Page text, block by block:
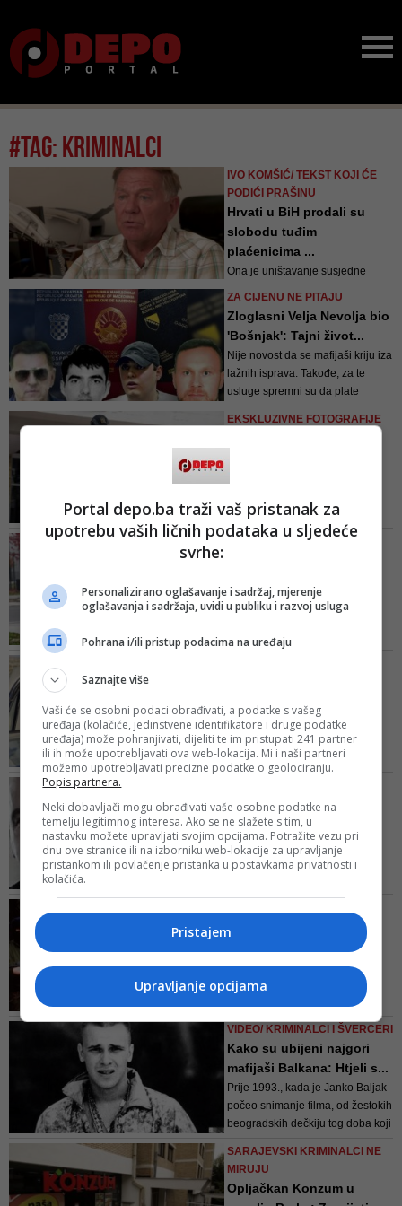
#tag: kriminalci
IVO KOMŠIĆ/ TEKST KOJI ĆE
PODIĆI PRAŠINU
Hrvati u BiH prodali su
slobodu tuđim
plaćenicima ...
Ona je uništavanje susjedne
istrebljenje drugog naroda
proglasila je spašavanjem
vlastitog naroda, zločine je
proglasila najvišim nacionalnim
interesom, prisilno preseljenje
naroda proglasila je humani...
ZA CIJENU NE PITAJU
Zloglasni Velja Nevolja bio
'Bošnjak': Tajni život...
Nije novost da se mafijaši kriju iza
lažnih isprava. Takođe, za te
usluge spremni su da plate
pasoše zemalja iz regiona, a
hrvatski je najtraženiji
EKSKLUZIVNE FOTOGRAFIJE
Grupa se, između ostalog,
sumnjiči za napade na transporte
Mostaru, te benzinskim
pumpama, kao i pljačke
VELIKA POLICIJSKA AKCIJA
Kriminalci tokom
zatvorskog dop...
Službenici FUP-a vrše pretrese
uhapšeni pripadnici organizirane
kriminalne grupe koja se dovodi u
vezu s krivičnim djelima
razbojništvo, teška krađa,
umijeću u oralnom
seksu,...
Virginia Hill uvukla se pod kožu
mnogih ozbiljnih mafijaša, a epitet
svog nepokolebljivog stava
GRAD
Ko su ubijeni policajci
Adis Šehović i Davor
Vujin...
pohvaljivani od komesara i
ministra MUP-a. Šehović je
posebno pohvaljen jer je
učestvovao u hapšenju opasne
SLUŽBE SADA OTKRIVAJU
Tajni dokumenti bacaju
novo svjetlo na kraj
teškog...
Gavrić je izabran za ubojstvo
Arkana jer je bio izuzetno spretan,
i u dobroj fizičkoj kondiciji.
Prvobitni plan ubojica bio je da
Arkanu ponude da kupi Audi A8 i
to ispod tržišne cijene. Nakon
toga su ga trebali namamiti ...
VIDEO/ KRIMINALCI I ŠVERCERI
Kako su ubijeni najgori
mafijaši Balkana: Htjeli s...
Prije 1993., kada je Janko Baljak
počeo snimanje filma, od žestokih
beogradskih dečkiju tog doba koji
Pirke i Aleksandar Knežević
SARAJEVSKI KRIMINALCI NE
MIRUJU
Opljačkan Konzum u
Portal depo.ba traži vaš pristanak za
upotrebu vaših ličnih podataka u sljedeće
svrhe:
Personalizirano oglašavanje i sadržaj, mjerenje
oglašavanja i sadržaja, uvidi u publiku i razvoj usluga
Pohrana i/ili pristup podacima na uređaju
Saznajte više
Vaši će se osobni podaci obrađivati, a podatke s vašeg
uređaja (kolačiće, jedinstvene identifikatore i druge podatke
uređaja) može pohranjivati, dijeliti te im pristupati 241 partner
ili ih može upotrebljavati ova web-lokacija. Mi i naši partneri
možemo upotrebljavati precizne podatke o geolociranju.
Popis partnera.
Neki dobavljači mogu obrađivati vaše osobne podatke na
temelju legitimnog interesa. Ako se ne slažete s tim, u
nastavku možete upravljati svojim opcijama. Potražite vezu pri
dnu ove stranice ili na izborniku web-lokacije za upravljanje
pristankom ili povlačenje pristanka u postavkama privatnosti i
kolačića.
Pristajem
Upravljanje opcijama